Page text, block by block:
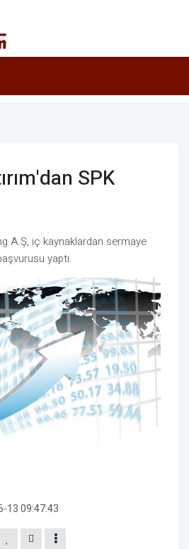
SPK
A.Ş, iç kaynaklardan sermaye
yaptı.
13 09:47:43